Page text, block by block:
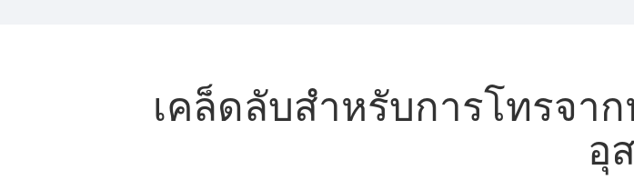
เคล็ดลับสำหรับการโทรจา
อุส